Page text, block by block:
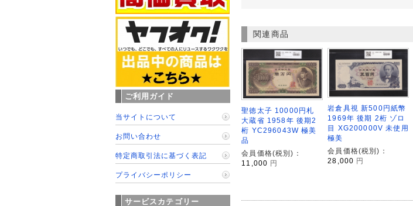
関連商品
聖徳太子 10000円札
大蔵省 1958年 後期2
桁 YC296043W 極美
品
会員価格(税別)：
11,000 円
岩倉具視 新500円紙幣
1969年 後期 2桁 ゾロ
目 XG200000V 未使用
極美
会員価格(税別)：
28,000 円
ご利用ガイド
当サイトについて
お問い合わせ
特定商取引法に基づく表記
プライバシーポリシー
サービスカテゴリー